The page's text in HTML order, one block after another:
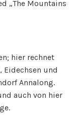
„The Mountains
hier rechnet
und
Annalong.
auch von hier